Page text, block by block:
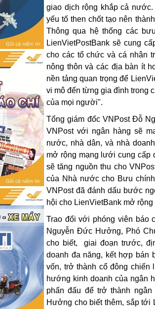
giao dịch rộng khắp cả
yếu tố then chốt tạo nên
Thông qua hệ thống các
LienVietPostBank sẽ cung
cho các tổ chức và cá nhân
nông thôn và các địa bàn ít
nền tảng quan trọng để
vi mô đến từng gia đình trong
của mọi người".
Tổng giám đốc VNPost Đỗ
VNPost với ngân hàng sẽ
nước, nhà dân, và nhà
mở rộng mạng lưới cung cấp
sẽ tăng nguồn thu cho
của Nhà nước cho Bưu
VNPost đã đánh dấu bước
hội cho LienVietBank mở
Trao đổi với phóng viên báo
Nguyễn Đức Hưởng, Phó
cho biết, giai đoạn trước,
doanh đa năng, kết hợp bán
vốn, trở thành cổ đông
hướng kinh doanh của ngân
phấn đấu để trở thành
Hưởng cho biết thêm, sắp tới